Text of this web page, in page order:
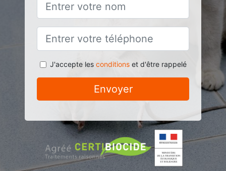
J'accepte les conditionset d'être rappelé
Envoyer